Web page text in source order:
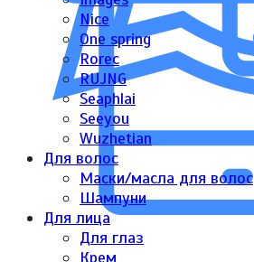
Nice
One spring
Rorec
RUJNG
Seaphlai
Seeyou
Wuzhetian
Для волос
Маски/масла для волос
Шампуни
Для лица
Для глаз
Крем